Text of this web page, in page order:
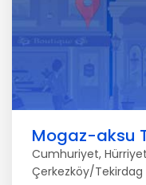
Mogaz-aksu
Cumhuriyet,
Çerkezköy/Tekirdag